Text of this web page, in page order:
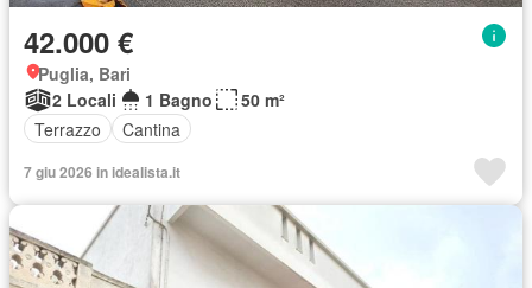
42.000 €
Puglia, Bari
2 Locali
1 Bagno
50 m²
Terrazzo
Cantina
7 giu 2026 in idealista.it